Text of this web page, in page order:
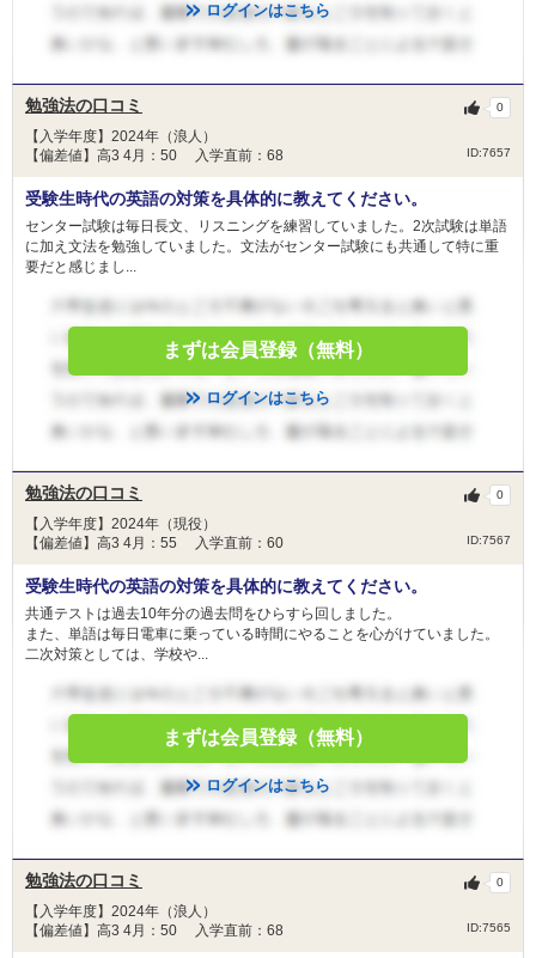
ログインはこちら
勉強法の口コミ
【入学年度】2024年（浪人）
【偏差値】高3 4月：50 入学直前：68
ID:7657
0
受験生時代の英語の対策を具体的に教えてください。
センター試験は毎日長文、リスニングを練習していました。2次試験は単語
に加え文法を勉強していました。文法がセンター試験にも共通して特に重
要だと感じまし...
まずは会員登録（無料）
ログインはこちら
勉強法の口コミ
【入学年度】2024年（現役）
【偏差値】高3 4月：55 入学直前：60
ID:7567
0
受験生時代の英語の対策を具体的に教えてください。
共通テストは過去10年分の過去問をひらすら回しました。
また、単語は毎日電車に乗っている時間にやることを心がけていました。
二次対策としては、学校や...
まずは会員登録（無料）
ログインはこちら
勉強法の口コミ
【入学年度】2024年（浪人）
【偏差値】高3 4月：50 入学直前：68
ID:7565
0